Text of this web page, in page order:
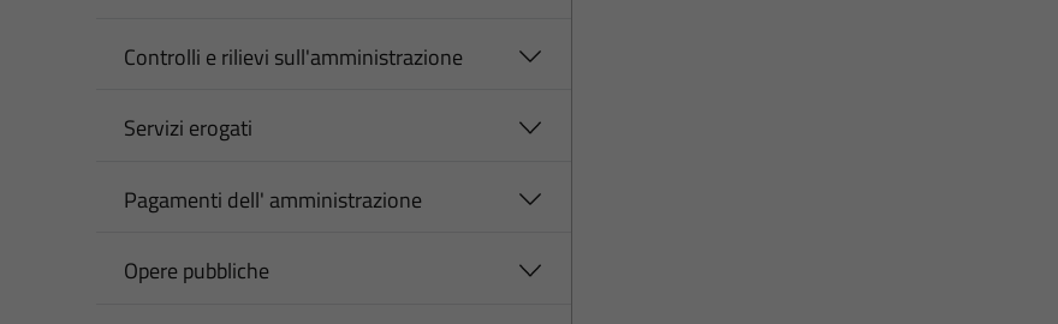
Controlli e rilievi sull'amministrazione
Servizi erogati
Pagamenti dell' amministrazione
Opere pubbliche